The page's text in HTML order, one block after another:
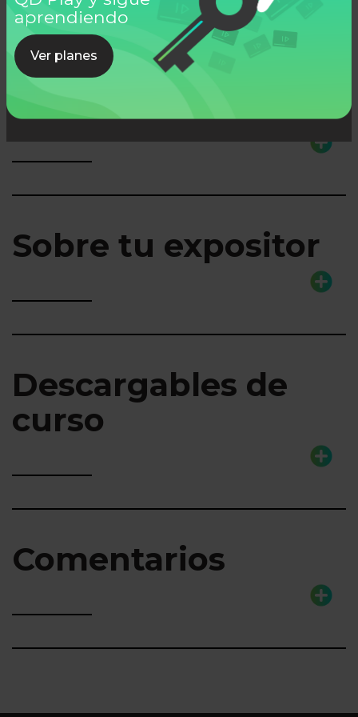
aprendiendo
Ver planes
Lo que aprenderás
Sobre tu expositor
Descargables de
curso
Comentarios